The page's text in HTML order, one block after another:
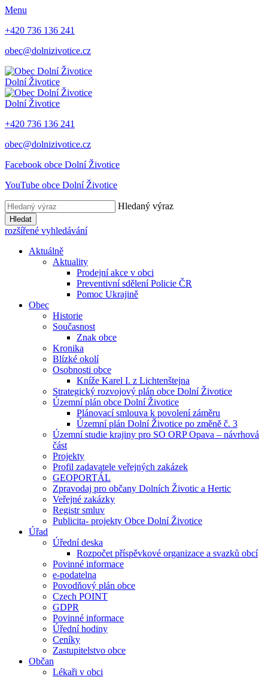
Menu
+420 736 136 241
obec@dolnizivotice.cz
Dolní Životice
Dolní Životice
+420 736 136 241
obec@dolnizivotice.cz
Facebook obce Dolní Životice
YouTube obce Dolní Životice
Hledaný výraz
Hledat
rozšířené vyhledávání
Aktuálně
Aktuality
Prodejní akce v obci
Preventivní sdělení Policie ČR
Pomoc Ukrajině
Obec
Historie
Současnost
Znak obce
Kronika
Blízké okolí
Osobnosti obce
Kníže Karel I. z Lichtenštejna
Strategický rozvojový plán obce Dolní Životice
Územní plán obce Dolní Životice
Plánovací smlouva k povolení záměru
Územní plán Dolní Životice po změně č. 3
Územní studie krajiny pro SO ORP Opava – návrhová
část
Projekty
Profil zadavatele veřejných zakázek
GEOPORTÁL
Zpravodaj pro občany Dolních Životic a Hertic
Veřejné zakázky
Registr smluv
Publicita- projekty Obce Dolní Životice
Úřad
Úřední deska
Rozpočet příspěvkové organizace a svazků obcí
Povinné informace
e-podatelna
Povodňový plán obce
Czech POINT
GDPR
Povinné informace
Úřední hodiny
Ceníky
Zastupitelstvo obce
Občan
Lékaři v obci